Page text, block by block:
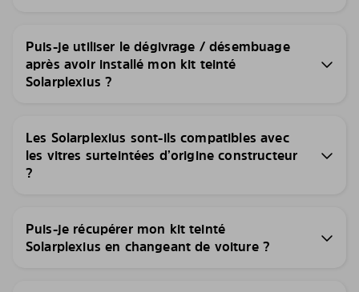
Puis-je utiliser le dégivrage / désembuage
après avoir installé mon kit teinté
Solarplexius ?
Les Solarplexius sont-ils compatibles avec
les vitres surteintées d’origine constructeur
?
Puis-je récupérer mon kit teinté
Solarplexius en changeant de voiture ?